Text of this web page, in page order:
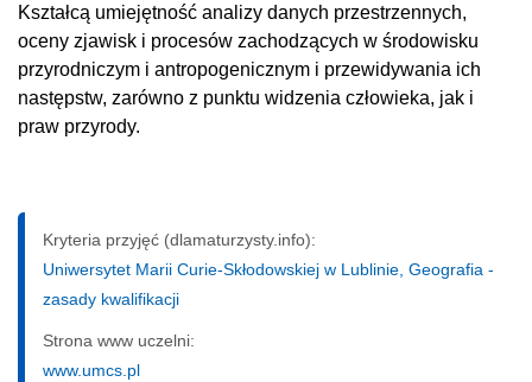
Kształcą umiejętność analizy danych przestrzennych,
oceny zjawisk i procesów zachodzących w środowisku
przyrodniczym i antropogenicznym i przewidywania ich
następstw, zarówno z punktu widzenia człowieka, jak i
praw przyrody.
Kryteria przyjęć (dlamaturzysty.info):
Uniwersytet Marii Curie-Skłodowskiej w Lublinie, Geografia -
zasady kwalifikacji
Strona www uczelni:
www.umcs.pl